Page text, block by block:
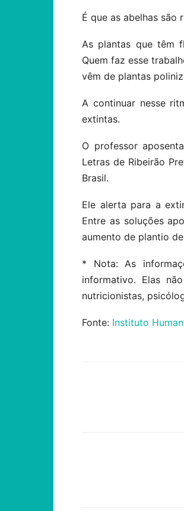
É que as abelhas são
As plantas que têm
Quem faz esse
vêm de plantas
A continuar nesse
extintas.
O professor
Letras de Ribeirão
Brasil.
Ele alerta para a
Entre as soluções
aumento de plantio
* Nota: As
informativo. Elas
nutricionistas,
Fonte: Instituto